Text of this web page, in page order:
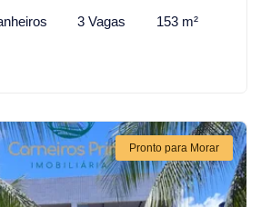
3 Vagas 153 m²
Pronto para Morar